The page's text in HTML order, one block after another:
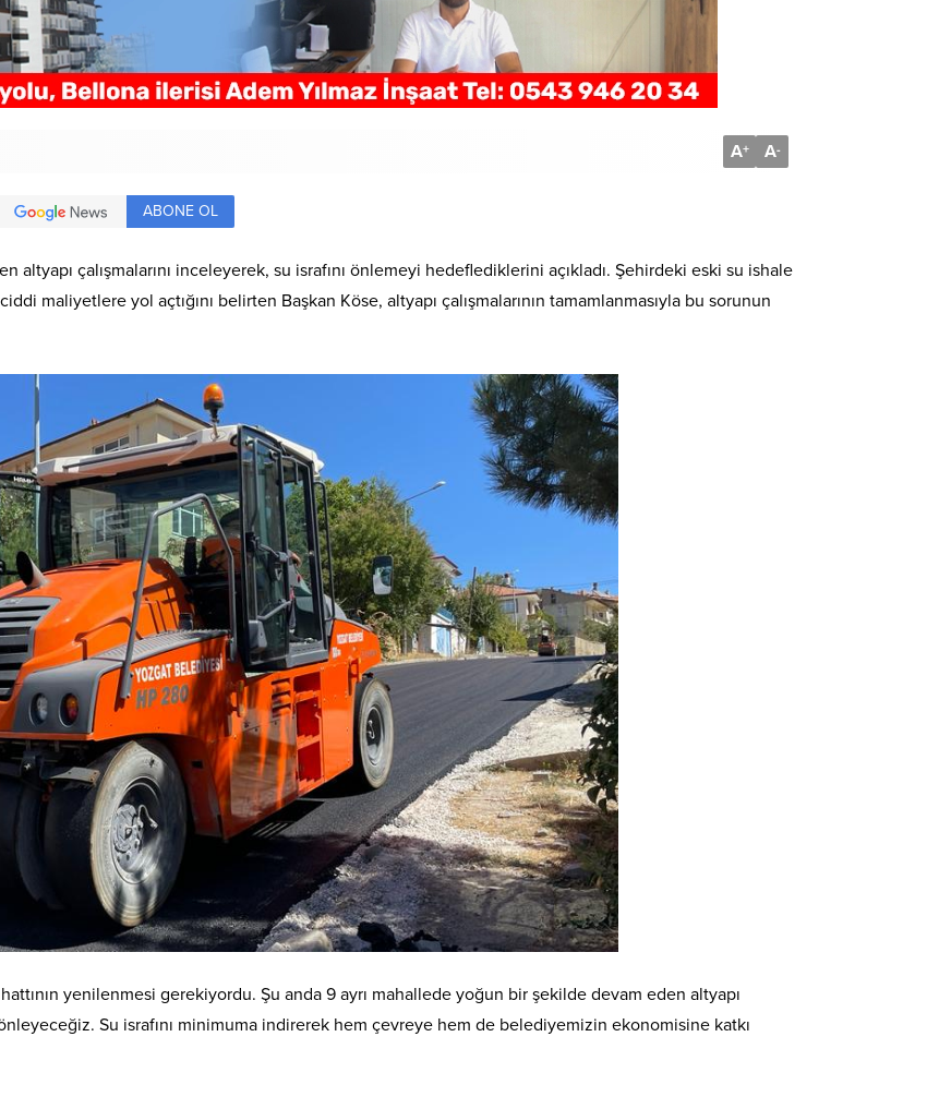
A+ A-
ABONE OL
altyapı çalışmalarını inceleyerek, su israfını önlemeyi hedeflediklerini açıkladı. Şehirdeki eski su ishale
maliyetlere yol açtığını belirten Başkan Köse, altyapı çalışmalarının tamamlanmasıyla bu sorunun
yenilenmesi gerekiyordu. Şu anda 9 ayrı mahallede yoğun bir şekilde devam eden altyapı
önleyeceğiz. Su israfını minimuma indirerek hem çevreye hem de belediyemizin ekonomisine katkı